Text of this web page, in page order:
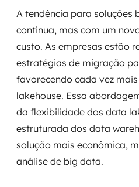
Suporte a banco de dados
Billing Cloud
Gestão de infraestrutura
Pentest
A tendência para soluções
continua, mas com um
custo. As empresas estão
estratégias de migração
favorecendo cada vez
lakehouse. Essa
da flexibilidade dos data
estruturada dos data
solução mais econômica,
análise de big data.